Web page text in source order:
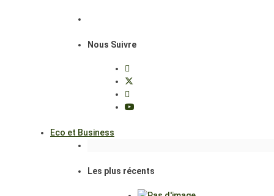
Nous Suivre
Eco et Business
Les plus récents